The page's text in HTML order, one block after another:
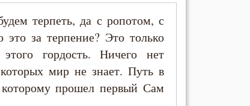
терпеть, да с ропотом, с
за терпение? Это только
гордость. Ничего нет
мир не знает. Путь в
прошел первый Сам